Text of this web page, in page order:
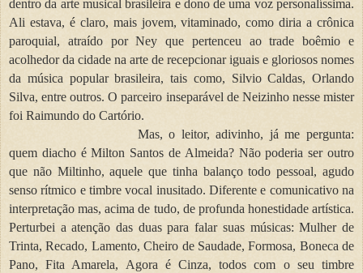
dentro da arte musical brasileira e dono de uma voz personalíssima.
Ali estava, é claro, mais jovem, vitaminado, como diria a crônica
paroquial, atraído por Ney que pertenceu ao trade boêmio e
acolhedor da cidade na arte de recepcionar iguais e gloriosos nomes
da música popular brasileira, tais como, Silvio Caldas, Orlando
Silva, entre outros. O parceiro inseparável de Neizinho nesse mister
foi Raimundo do Cartório.
Mas, o leitor, adivinho, já me pergunta:
quem diacho é Milton Santos de Almeida? Não poderia ser outro
que não Miltinho, aquele que tinha balanço todo pessoal, agudo
senso rítmico e timbre vocal inusitado. Diferente e comunicativo na
interpretação mas, acima de tudo, de profunda honestidade artística.
Perturbei a atenção das duas para falar suas músicas: Mulher de
Trinta, Recado, Lamento, Cheiro de Saudade, Formosa, Boneca de
Pano, Fita Amarela, Agora é Cinza, todos com o seu timbre